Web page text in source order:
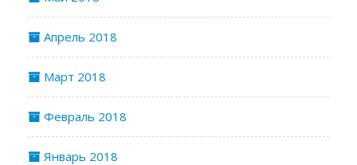
Апрель 2018
Март 2018
Февраль 2018
Январь 2018